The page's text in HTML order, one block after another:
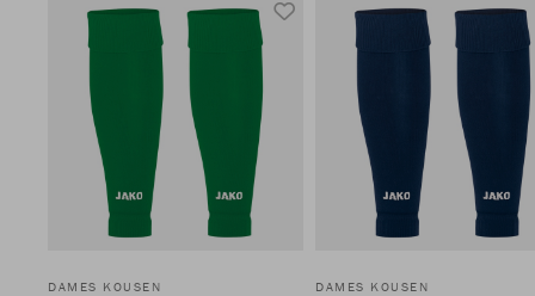
DAMES KOUSEN DAMES KOUSEN